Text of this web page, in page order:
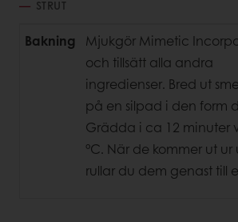
STRUT
Bakning
Mjukgör Mimetic
och tillsätt alla andra
ingredienser. Bred ut
på en silpad i den form
Grädda i ca 12 minuter
°C. När de kommer ut
rullar du dem genast till